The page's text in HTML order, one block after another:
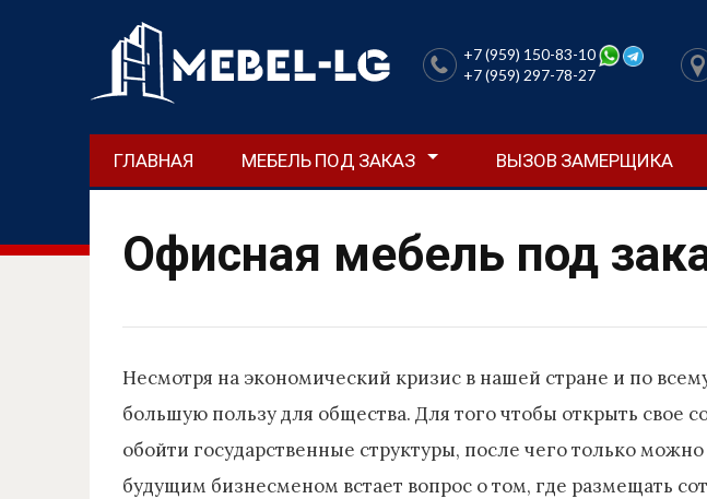
+7 (959) 150-83-10
+7 (959) 297-78-27
ГЛАВНАЯ МЕБЕЛЬ ПОД ЗАКАЗ ВЫЗОВ ЗАМЕРЩИКА
Офисная мебель под
Несмотря на экономический кризис в нашей стране и по
большую пользу для общества. Для того чтобы открыть свое
обойти государственные структуры, после чего только
будущим бизнесменом встает вопрос о том, где размещать